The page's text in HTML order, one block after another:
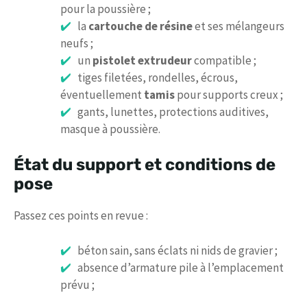
pour la poussière ;
la cartouche de résineet ses mélangeurs
neufs ;
un pistolet extrudeurcompatible ;
tiges filetées, rondelles, écrous,
éventuellement tamispour supports creux ;
gants, lunettes, protections auditives,
masque à poussière.
État du support et conditions de
pose
Passez ces points en revue :
béton sain, sans éclats ni nids de gravier ;
absence d’armature pile à l’emplacement
prévu ;